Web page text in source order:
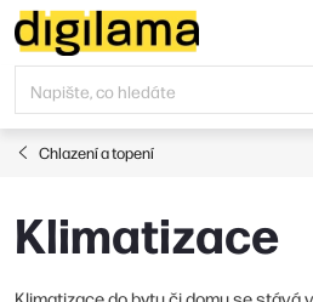
Přejít
na
obsah
Chlazení a topení
Klimatizace